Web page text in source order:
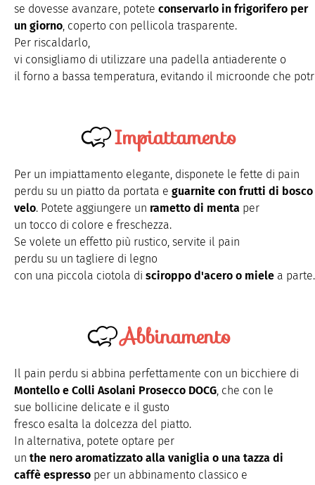
se dovesse avanzare, potete conservarlo in frigorifero per
un giorno, coperto con pellicola trasparente.
Per riscaldarlo,
vi consigliamo di utilizzare una padella antiaderente o
il forno a bassa temperatura, evitando il microonde che
Impiattamento
Per un impiattamento elegante, disponete le fette di pain
perdu su un piatto da portata e guarnite con frutti di bosco
velo. Potete aggiungere un rametto di menta per
un tocco di colore e freschezza.
Se volete un effetto più rustico, servite il pain
perdu su un tagliere di legno
con una piccola ciotola di sciroppo d'acero o miele a parte.
Abbinamento
Il pain perdu si abbina perfettamente con un bicchiere di
Montello e Colli Asolani Prosecco DOCG, che con le
sue bollicine delicate e il gusto
fresco esalta la dolcezza del piatto.
In alternativa, potete optare per
un the nero aromatizzato alla vaniglia o una tazza di
caffè espresso per un abbinamento classico e